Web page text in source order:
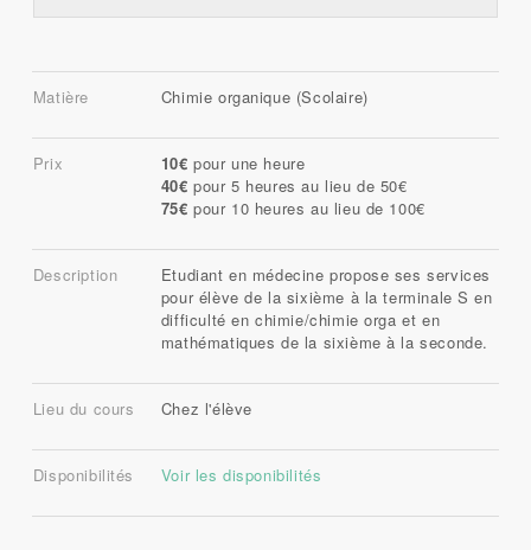
Matière Chimie organique (Scolaire)
Prix 10€ pour une heure
40€ pour 5 heures au lieu de 50€
75€ pour 10 heures au lieu de 100€
Description
Etudiant en médecine propose ses services
pour élève de la sixième à la terminale S en
difficulté en chimie/chimie orga et en
mathématiques de la sixième à la seconde.
Lieu du cours Chez l'élève
Disponibilités Voir les disponibilités